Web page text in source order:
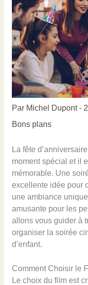
Par Michel Dupont-
Bons plans
La fête
moment spécial et il
mémorable. Une
excellente idée pour
une ambiance
amusante pour les
allons vous guider à
organiser la soirée
d’enfant.
Comment Choisir le
Le choix du film est